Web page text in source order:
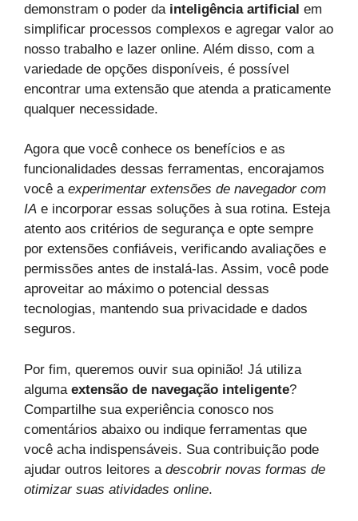
demonstram o poder da inteligência artificial em
simplificar processos complexos e agregar valor ao
nosso trabalho e lazer online. Além disso, com a
variedade de opções disponíveis, é possível
encontrar uma extensão que atenda a praticamente
qualquer necessidade.
Agora que você conhece os benefícios e as
funcionalidades dessas ferramentas, encorajamos
você a experimentar extensões de navegador com
IA e incorporar essas soluções à sua rotina. Esteja
atento aos critérios de segurança e opte sempre
por extensões confiáveis, verificando avaliações e
permissões antes de instalá-las. Assim, você pode
aproveitar ao máximo o potencial dessas
tecnologias, mantendo sua privacidade e dados
seguros.
Por fim, queremos ouvir sua opinião! Já utiliza
alguma extensão de navegação inteligente?
Compartilhe sua experiência conosco nos
comentários abaixo ou indique ferramentas que
você acha indispensáveis. Sua contribuição pode
ajudar outros leitores a descobrir novas formas de
otimizar suas atividades online.